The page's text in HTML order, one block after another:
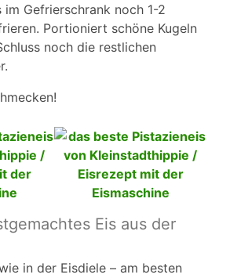
im Gefrierschrank noch 1-2
Portioniert schöne Kugeln
noch die restlichen
Eis aus der
in der Eisdiele – am besten